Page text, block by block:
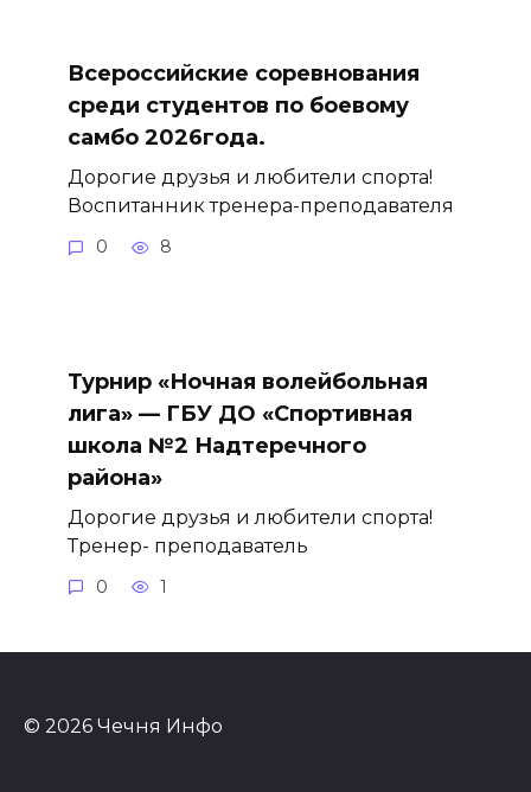
Всероссийские соревнования
среди студентов по боевому
самбо 2026года.
Дорогие друзья и любители спорта!
Воспитанник тренера-преподавателя
0 8
Турнир «Ночная волейбольная
лига» — ГБУ ДО «Спортивная
школа №2 Надтеречного
района»
Дорогие друзья и любители спорта!
Тренер- преподаватель
0 1
© 2026 Чечня Инфо